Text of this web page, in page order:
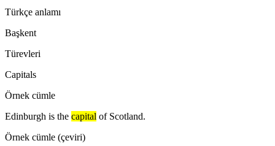
Türkçe anlamı
Başkent
Türevleri
Capitals
Örnek cümle
Edinburgh is the capital of Scotland.
Örnek cümle (çeviri)